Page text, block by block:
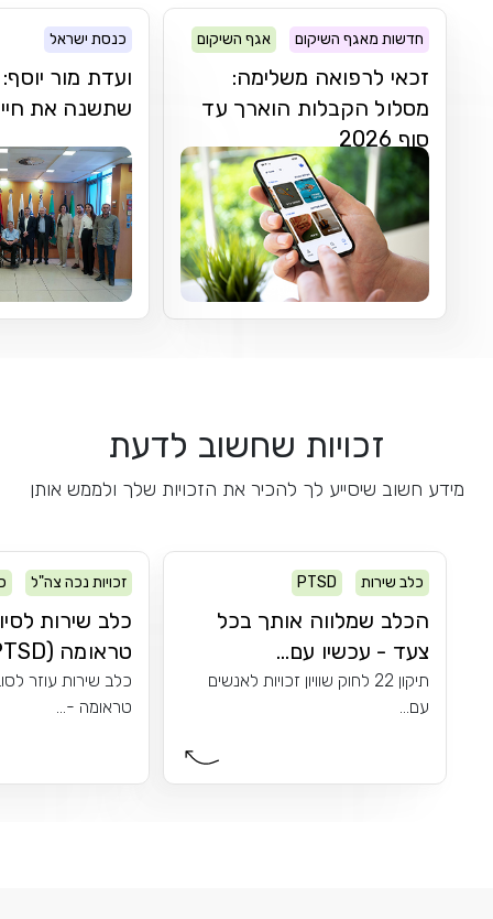
חדשות מאגף השיקום אגף השיקום
זכאי לרפואה משלימה:
מסלול הקבלות הוארך עד
סוף 2026
כנסת ישראל
ועדת מור
שתשנה את
זכויות שחשוב לדעת
מידע חשוב שיסייע לך להכיר את הזכויות שלך ולממש אותן
כלב שירות PTSD
הכלב שמלווה אותך בכל
צעד - עכשיו עם...
תיקון 22 לחוק שוויון זכויות לאנשים
עם...
זכויות נכה צה"ל
PTSD
כלב שירות
טראומה (PTSD)
כלב שירות עוזר
טראומה -...